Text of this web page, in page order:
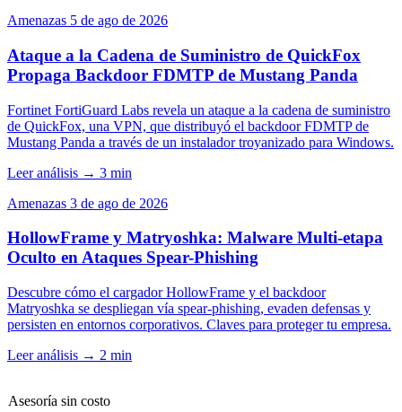
Amenazas 5 de ago de 2026
Ataque a la Cadena de Suministro de QuickFox
Propaga Backdoor FDMTP de Mustang Panda
Fortinet FortiGuard Labs revela un ataque a la cadena de suministro
de QuickFox, una VPN, que distribuyó el backdoor FDMTP de
Mustang Panda a través de un instalador troyanizado para Windows.
Leer análisis → 3 min
Amenazas 3 de ago de 2026
HollowFrame y Matryoshka: Malware Multi-etapa
Oculto en Ataques Spear-Phishing
Descubre cómo el cargador HollowFrame y el backdoor
Matryoshka se despliegan vía spear-phishing, evaden defensas y
persisten en entornos corporativos. Claves para proteger tu empresa.
Leer análisis → 2 min
Asesoría sin costo